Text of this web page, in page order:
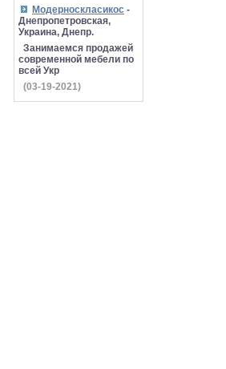
Модерноскласикос -
Днепропетровская,
Украина, Днепр.
Занимаемся продажей
современной мебели по
всей Укр
(03-19-2021)